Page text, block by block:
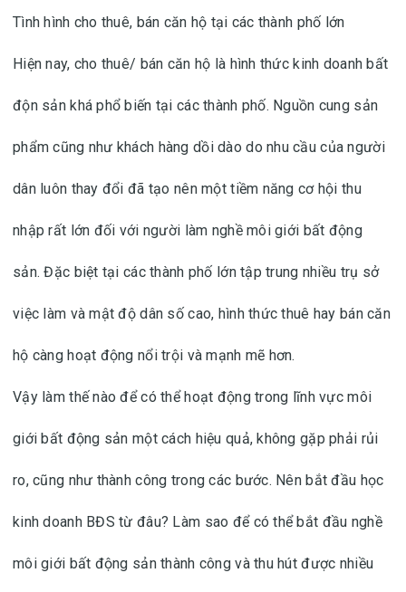
Tình hình cho thuê, bán căn hộ tại các thành phố lớn
Hiện nay, cho thuê/ bán căn hộ là hình thức kinh doanh bất
độn sản khá phổ biến tại các thành phố. Nguồn cung sản
phẩm cũng như khách hàng dồi dào do nhu cầu của người
dân luôn thay đổi đã tạo nên một tiềm năng cơ hội thu
nhập rất lớn đối với người làm nghề môi giới bất động
sản. Đặc biệt tại các thành phố lớn tập trung nhiều trụ sở
việc làm và mật độ dân số cao, hình thức thuê hay bán căn
hộ càng hoạt động nổi trội và mạnh mẽ hơn.
Vậy làm thế nào để có thể hoạt động trong lĩnh vực môi
giới bất động sản một cách hiệu quả, không gặp phải rủi
ro, cũng như thành công trong các bước. Nên bắt đầu học
kinh doanh BĐS từ đâu? Làm sao để có thể bắt đầu nghề
môi giới bất động sản thành công và thu hút được nhiều